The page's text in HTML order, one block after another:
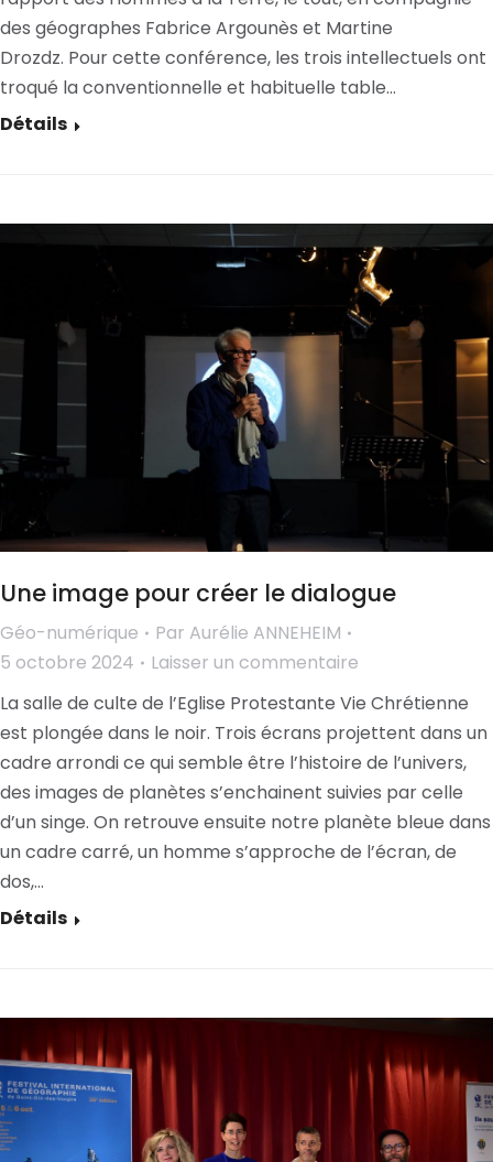
des géographes Fabrice Argounès et Martine
Drozdz. Pour cette conférence, les trois intellectuels ont
troqué la conventionnelle et habituelle table…
Détails
Une image pour créer le dialogue
Géo-numérique Par Aurélie ANNEHEIM
5 octobre 2024
Laisser un commentaire
La salle de culte de l’Eglise Protestante Vie Chrétienne
est plongée dans le noir. Trois écrans projettent dans un
cadre arrondi ce qui semble être l’histoire de l’univers,
des images de planètes s’enchainent suivies par celle
d’un singe. On retrouve ensuite notre planète bleue dans
un cadre carré, un homme s’approche de l’écran, de
dos,…
Détails